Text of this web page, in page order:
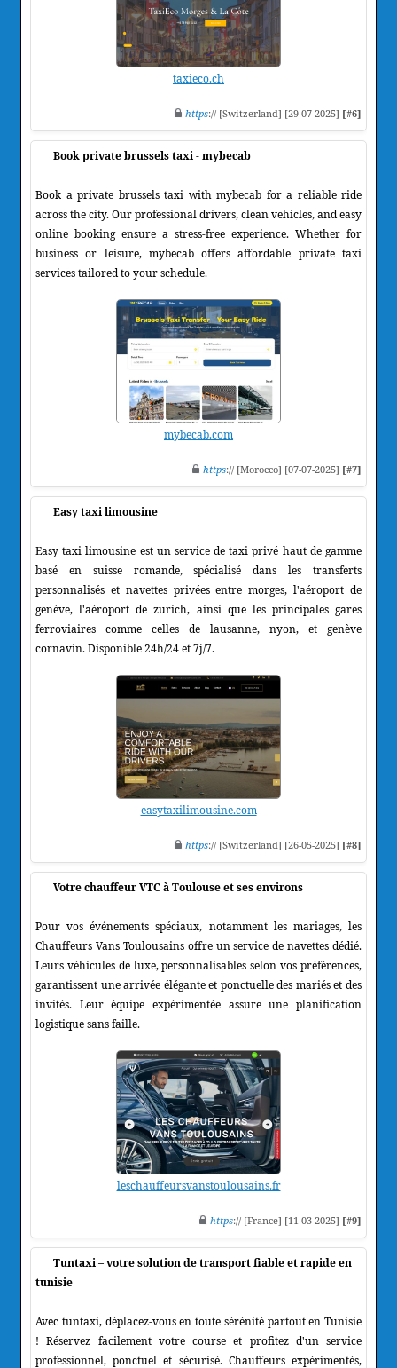
taxieco.ch
https:// [Switzerland] [29-07-2025] [#6]
Book private brussels taxi - mybecab
Book a private brussels taxi with mybecab for a reliable ride
across the city. Our professional drivers, clean vehicles, and easy
online booking ensure a stress-free experience. Whether for
business or leisure, mybecab offers affordable private taxi
services tailored to your schedule.
mybecab.com
https:// [Morocco] [07-07-2025] [#7]
Easy taxi limousine
Easy taxi limousine est un service de taxi privé haut de gamme
basé en suisse romande, spécialisé dans les transferts
personnalisés et navettes privées entre morges, l'aéroport de
genève, l'aéroport de zurich, ainsi que les principales gares
ferroviaires comme celles de lausanne, nyon, et genève
cornavin. Disponible 24h/24 et 7j/7.
easytaxilimousine.com
https:// [Switzerland] [26-05-2025] [#8]
Votre chauffeur VTC à Toulouse et ses environs
Pour vos événements spéciaux, notamment les mariages, les
Chauffeurs Vans Toulousains offre un service de navettes dédié.
Leurs véhicules de luxe, personnalisables selon vos préférences,
garantissent une arrivée élégante et ponctuelle des mariés et des
invités. Leur équipe expérimentée assure une planification
logistique sans faille.
leschauffeursvanstoulousains.fr
https:// [France] [11-03-2025] [#9]
Tuntaxi – votre solution de transport fiable et rapide en
tunisie
Avec tuntaxi, déplacez-vous en toute sérénité partout en Tunisie
! Réservez facilement votre course et profitez d'un service
professionnel, ponctuel et sécurisé. Chauffeurs expérimentés,